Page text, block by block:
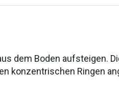
dem Boden aufsteigen.
konzentrischen Ringen